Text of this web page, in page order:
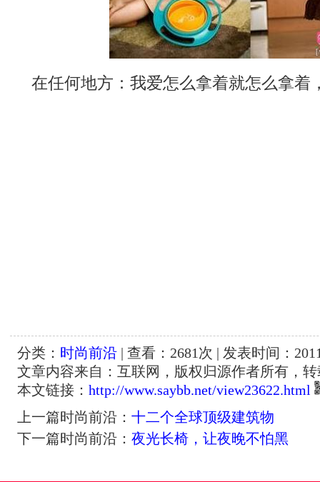
在任何地方：我爱怎么拿着就怎么拿着
分类： 时尚前沿| 查看： 2681次 | 发表时间：
文章内容来自：互联网，版权归源作者所有，
本文链接： http://www.saybb.net/view23622.html
上一篇时尚前沿： 十二个全球顶级建筑物
下一篇时尚前沿： 夜光长椅，让夜晚不怕黑